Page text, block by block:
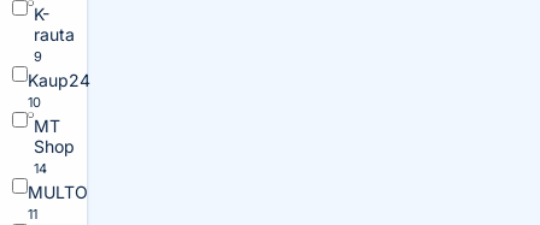
K-
rauta
9
Kaup24
10
MT
Shop
14
MULTO
11